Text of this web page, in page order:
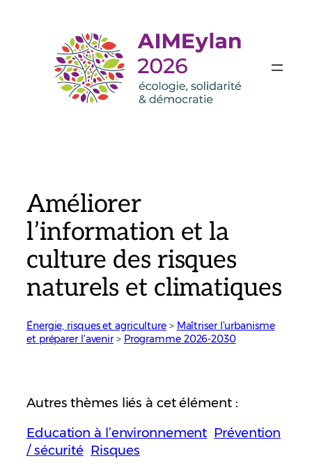
Améliorer
l’information et la
culture des risques
naturels et climatiques
Énergie, risques et agriculture > Maîtriser l’urbanisme
et préparer l’avenir > Programme 2026-2030
Autres thèmes liés à cet élément :
Education à l’environnement Prévention
/ sécurité Risques